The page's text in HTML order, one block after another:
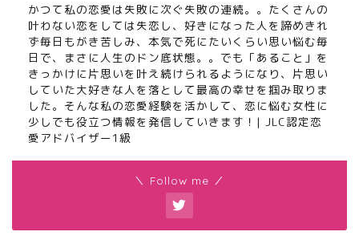
かつて私の恋愛は失敗に次ぐ失敗の連続。。たくさんの
叶わない恋をしては失恋し、好きになった人を諦めきれ
ず毎日もがき苦しみ、本気で死にたいくらい思い悩む毎
日で、まさに人生のドン底状態。。でも「あること」を
きっかけに片思いを叶え続けられるようになり、片思い
していた大好きな人を落として最高の幸せを掴み取りま
した。そんな私の恋愛経験を活かして、恋に悩む女性に
少しでも役立つ情報を発信していきます！| JLC認定恋
愛アドバイザー1級
＼ Follow me ／